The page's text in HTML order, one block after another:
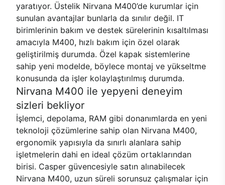
yaratıyor. Üstelik Nirvana M400’de kurumlar için
sunulan avantajlar bunlarla da sınılır değil. IT
birimlerinin bakım ve destek sürelerinin kısaltılması
amacıyla M400, hızlı bakım için özel olarak
geliştirilmiş durumda. Özel kapak sistemlerine
sahip yeni modelde, böylece montaj ve yükseltme
konusunda da işler kolaylaştırılmış durumda.
Nirvana M400 ile yepyeni deneyim
sizleri bekliyor
İşlemci, depolama, RAM gibi donanımlarda en yeni
teknoloji çözümlerine sahip olan Nirvana M400,
ergonomik yapısıyla da sınırlı alanlara sahip
işletmelerin dahi en ideal çözüm ortaklarından
birisi. Casper güvencesiyle satın alınabilecek
Nirvana M400, uzun süreli sorunsuz çalışmalar için